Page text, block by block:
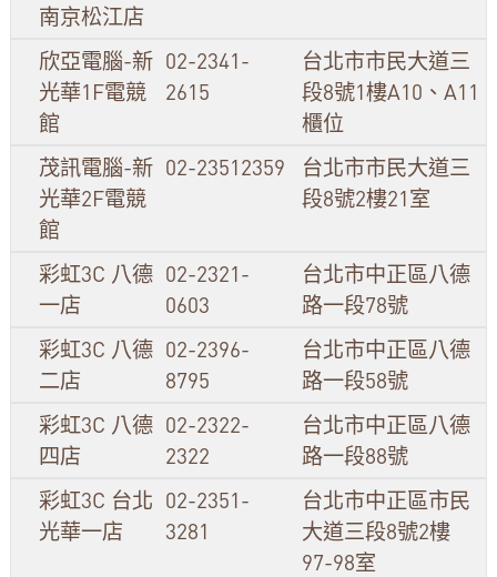
南京松江店
欣亞電腦-新
光華1F電競
館
02-2341-
2615
台北市市民大道三
段8號1樓A10、A11
櫃位
茂訊電腦-新
光華2F電競
館
02-23512359
台北市市民大道三
段8號2樓21室
彩虹3C 八德
一店
02-2321-
0603
台北市中正區八德
路一段78號
彩虹3C 八德
二店
02-2396-
8795
台北市中正區八德
路一段58號
彩虹3C 八德
四店
02-2322-
2322
台北市中正區八德
路一段88號
彩虹3C 台北
光華一店
02-2351-
3281
台北市中正區市民
大道三段8號2樓
97-98室